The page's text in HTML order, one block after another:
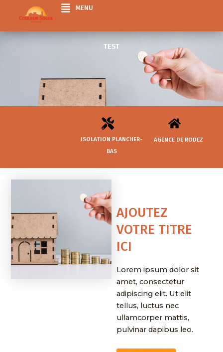
contenu
MENU
TEST
ISOLATION PLANCHER-
BAS
AGENCE DE RODEZ
AJOUTEZ
VOTRE TITRE
ICI
Lorem ipsum dolor sit
amet, consectetur
adipiscing elit. Ut elit
tellus, luctus nec
ullamcorper mattis,
pulvinar dapibus leo.